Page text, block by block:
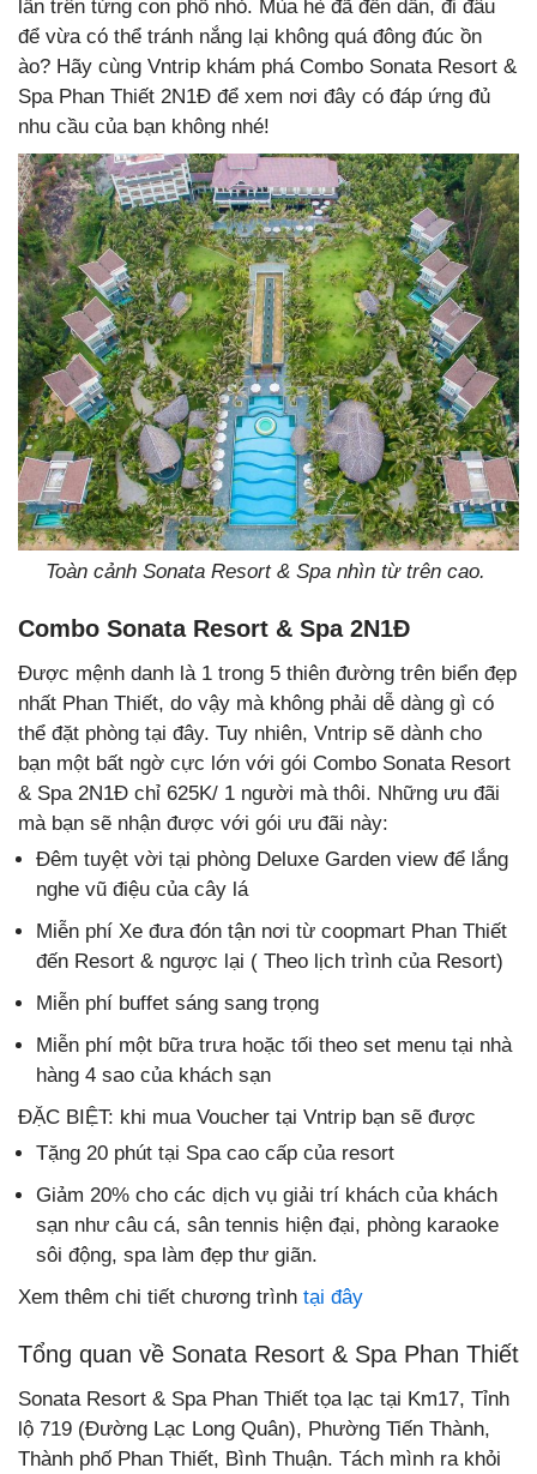
lấn trên từng con phố nhỏ. Mùa hè đã đến dần, đi đâu
để vừa có thể tránh nắng lại không quá đông đúc ồn
ào? Hãy cùng Vntrip khám phá Combo Sonata Resort &
Spa Phan Thiết 2N1Đ để xem nơi đây có đáp ứng đủ
nhu cầu của bạn không nhé!
Toàn cảnh Sonata Resort & Spa nhìn từ trên cao.
Combo Sonata Resort & Spa 2N1Đ
Được mệnh danh là 1 trong 5 thiên đường trên biển đẹp
nhất Phan Thiết, do vậy mà không phải dễ dàng gì có
thể đặt phòng tại đây. Tuy nhiên, Vntrip sẽ dành cho
bạn một bất ngờ cực lớn với gói Combo Sonata Resort
& Spa 2N1Đ chỉ 625K/ 1 người mà thôi. Những ưu đãi
mà bạn sẽ nhận được với gói ưu đãi này:
Đêm tuyệt vời tại phòng Deluxe Garden view để lắng
nghe vũ điệu của cây lá
Miễn phí Xe đưa đón tận nơi từ coopmart Phan Thiết
đến Resort & ngược lại ( Theo lịch trình của Resort)
Miễn phí buffet sáng sang trọng
Miễn phí một bữa trưa hoặc tối theo set menu tại nhà
hàng 4 sao của khách sạn
ĐẶC BIỆT: khi mua Voucher tại Vntrip bạn sẽ được
Tặng 20 phút tại Spa cao cấp của resort
Giảm 20% cho các dịch vụ giải trí khách của khách
sạn như câu cá, sân tennis hiện đại, phòng karaoke
sôi động, spa làm đẹp thư giãn.
Xem thêm chi tiết chương trình tại đây
Tổng quan về Sonata Resort & Spa Phan Thiết
Sonata Resort & Spa Phan Thiết tọa lạc tại Km17, Tỉnh
lộ 719 (Đường Lạc Long Quân), Phường Tiến Thành,
Thành phố Phan Thiết, Bình Thuận. Tách mình ra khỏi